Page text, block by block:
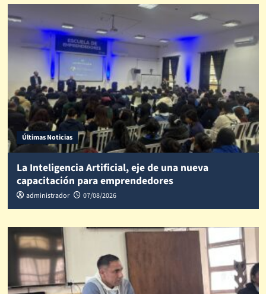
Últimas Noticias
La Inteligencia Artificial, eje de una nueva
capacitación para emprendedores
administrador 07/08/2026